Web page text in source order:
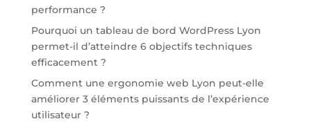
performance ?
Pourquoi un tableau de bord WordPress Lyon
permet-il d’atteindre 6 objectifs techniques
efficacement ?
Comment une ergonomie web Lyon peut-elle
améliorer 3 éléments puissants de l’expérience
utilisateur ?